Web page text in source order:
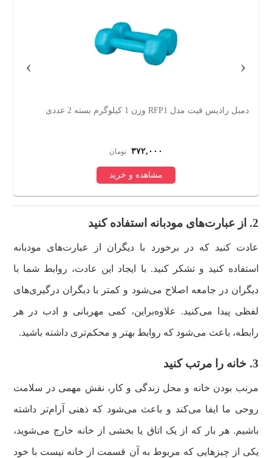
دمبل رادیس فیت مدل RFP1 وزن 1 کیلوگرم بسته 2 عددی
۳۷۲,۰۰۰ تومان
مشاهده و خرید
‹
›
2. از عبارت‌های مودبانه استفاده کنید
عادت کنید که در برخورد با دیگران از عبارت‌های مودبانه
استفاده کنید و تشکر کنید. با ایجاد این عادت، روابط شما با
دیگران در جامعه اصلاح می‌شود و کمتر با دیگران درگیری‌های
لفظی پیدا می‌کنید. علاوه‌بر‌این، کمی مهربانی و ادب در هر
رابطه، باعث می‌شود که روابط بهتر و محکم‌تری داشته باشید.
3. خانه را مرتب کنید
مرنب بودن خانه و محل زندگی و کار، نقش مهمی در سلامت
روحی ما ایفا می‌کند و باعث می‌شود که ذهنی آرام‌تر داشته
باشیم. هر بار که از یک اتاق یا بخشی از خانه خارج می‌شوید،
یکی از چیزهایی که مربوط به آن قسمت از خانه نیست با خود